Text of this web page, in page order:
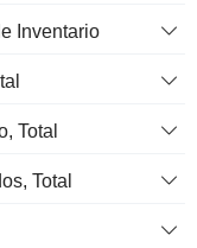
Inventario
Total
Total